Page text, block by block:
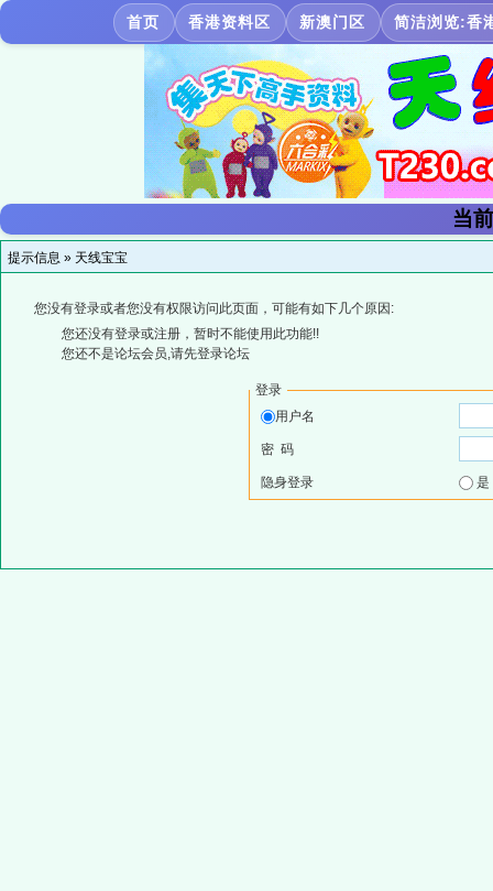
首页 香港资料区 新澳门区 简洁浏览:香
当
提示信息 » 天线宝宝
您没有登录或者您没有权限访问此页面，可能有如下几个原因:
您还没有登录或注册，暂时不能使用此功能!!
您还不是论坛会员,请先登录论坛
登录
用户名
密 码
隐身登录